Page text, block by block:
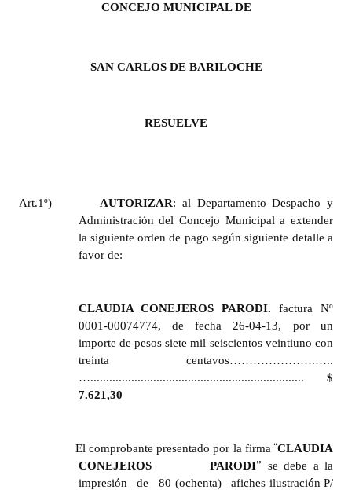
Mujeres que Dejaron Huellas - Registro
Ciudadano Ilustre - Registro
Reconocimientos - Registro
Bariloche, Municipio intercultural
REFORMA DE LA CARTA ORGÁNICA
CONCEJO MUNICIPAL DE
SAN CARLOS DE BARILOCHE
RESUELVE
Art.1º) AUTORIZAR: al Departamento Despacho y
Administración del Concejo Municipal a extender
la siguiente orden de pago según siguiente detalle a
favor de:
CLAUDIA CONEJEROS PARODI. factura Nº
0001-00074774, de fecha 26-04-13, por un
importe de pesos siete mil seiscientos veintiuno con
treinta centavos………………….…..
….................................................................... $
7.621,30
El comprobante presentado por la firma“CLAUDIA
CONEJEROS
PARODI” se debe a la
impresión de 80 (ochenta) afiches ilustración P/